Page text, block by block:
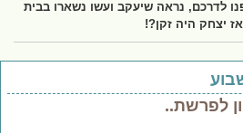
היו בני 30 ופנו לדרכם, נראה שיעקב ועשו נשארו בבית
היה זקן?!
לפרשת..